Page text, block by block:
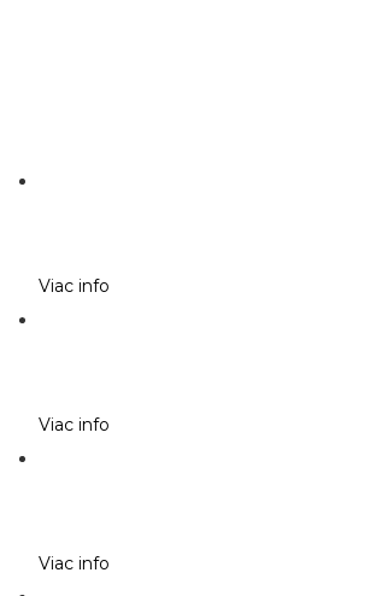
Viac info
Viac info
Viac info